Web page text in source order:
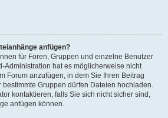
anfügen?
für Foren, Gruppen und einzelne Benutzer
Administration hat es möglicherweise nicht
Forum anzufügen, in dem Sie Ihren Beitrag
bestimmte Gruppen dürfen Dateien hochladen.
kontaktieren, falls Sie sich nicht sicher sind,
anfügen können.